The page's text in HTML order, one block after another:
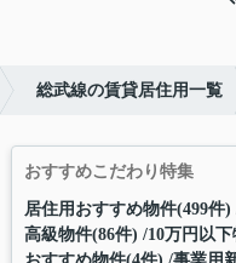
総武線の賃貸居住用一覧
おすすめこだわり特集
居住用おすすめ物件(499件)
高級物件(86件) 10万円以